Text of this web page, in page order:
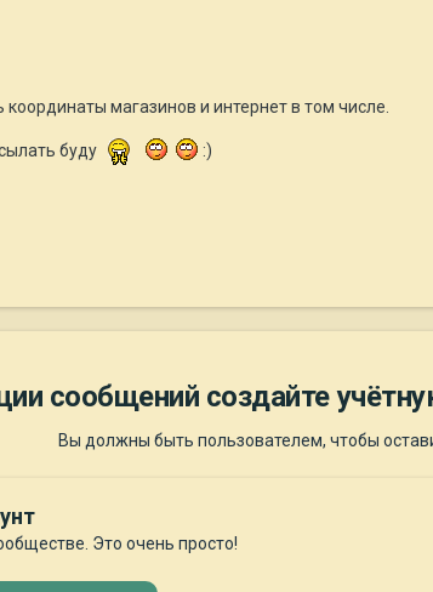
магазинов и интернет в том числе.
буду :)
сообщений создайте
Вы должны быть пользователем, чтобы
Это очень просто!